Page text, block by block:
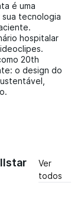
é uma
tecnologia
hospitalar
20th
o design do
Ver
todos